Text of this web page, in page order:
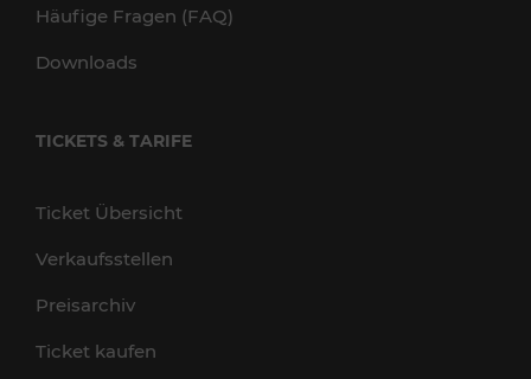
Häufige Fragen (FAQ)
Downloads
TICKETS & TARIFE
Ticket Übersicht
Verkaufsstellen
Preisarchiv
Ticket kaufen